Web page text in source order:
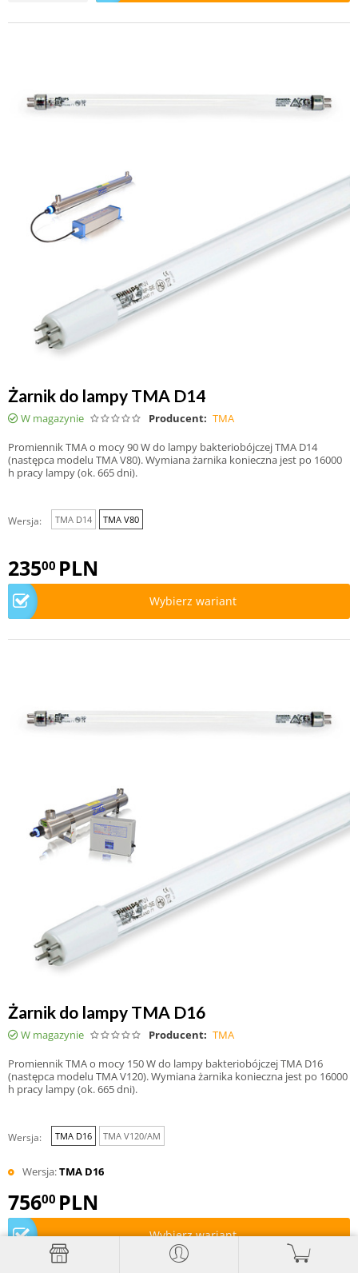
Żarnik do lampy TMA D14
W magazynie Producent: TMA
Promiennik TMA o mocy 90 W do lampy bakteriobójczej TMA D14
(następca modelu TMA V80). Wymiana żarnika konieczna jest po 16000
h pracy lampy (ok. 665 dni).
Wersja: TMA D14 TMA V80
23500 PLN
Wybierz wariant
Żarnik do lampy TMA D16
W magazynie Producent: TMA
Promiennik TMA o mocy 150 W do lampy bakteriobójczej TMA D16
(następca modelu TMA V120). Wymiana żarnika konieczna jest po 16000
h pracy lampy (ok. 665 dni).
Wersja: TMA D16 TMA V120/AM
Wersja:TMA D16
75600 PLN
Wybierz wariant